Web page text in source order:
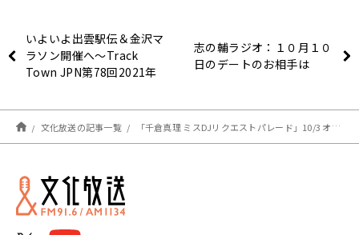
いよいよ出雲駅伝＆金沢マ
ラソン開催へ～Track
Town JPN第78回2021年
志の輔ラジオ：１０月１０
日のデートのお相手は
文化放送の記事一覧 「千倉真理 ミスDJリクエストパレード」10/3 オンエアリスト